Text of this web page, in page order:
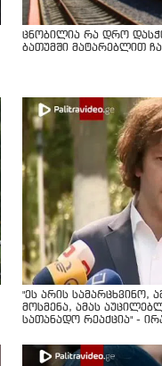
ცნობილია რა დრო
ბათუმში მატარებლით
"ეს არის სამარცხვინო,
მოსმენა, ამას
სათანადო რეაქცია" -